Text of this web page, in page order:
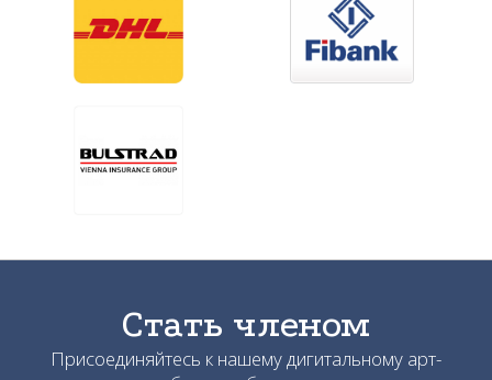
Стать членом
Присоединяйтесь к нашему дигитальному арт-